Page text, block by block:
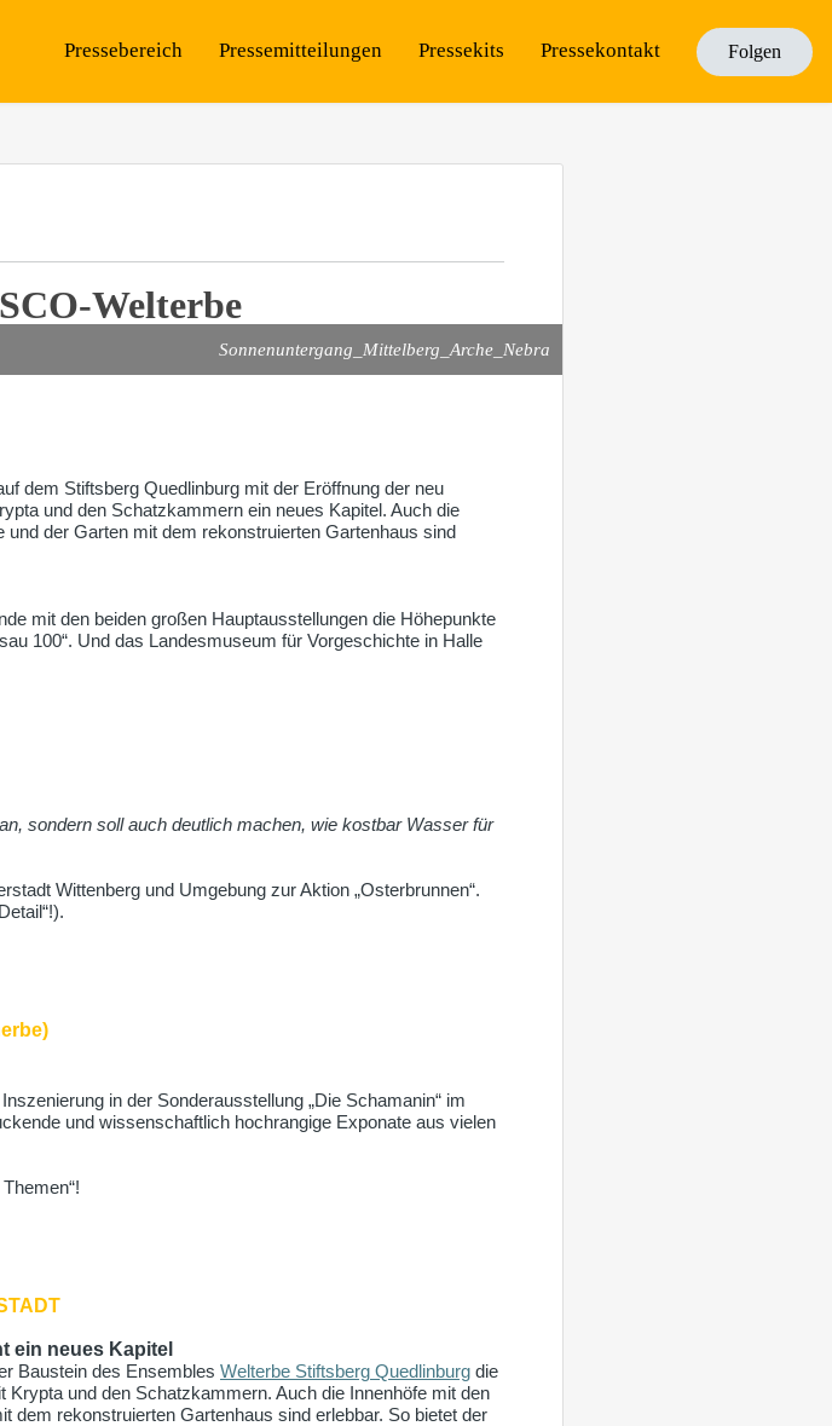
Pressebereich Pressemitteilungen Pressekits Pressekontakt Folgen
Welterbe
Sonnenuntergang_Mittelberg_Arche_Nebra
dem Stiftsberg Quedlinburg mit der Eröffnung der neu
und den Schatzkammern ein neues Kapitel. Auch die
der Garten mit dem rekonstruierten Gartenhaus sind
mit den beiden großen Hauptausstellungen die Höhepunkte
100“. Und das Landesmuseum für Vorgeschichte in Halle
sondern soll auch deutlich machen, wie kostbar Wasser für
Wittenberg und Umgebung zur Aktion „Osterbrunnen“.
in der Sonderausstellung „Die Schamanin“ im
und wissenschaftlich hochrangige Exponate aus vielen
ein neues Kapitel
Baustein des Ensembles Welterbe Stiftsberg Quedlinburg die
und den Schatzkammern. Auch die Innenhöfe mit den
dem rekonstruierten Gartenhaus sind erlebbar. So bietet der